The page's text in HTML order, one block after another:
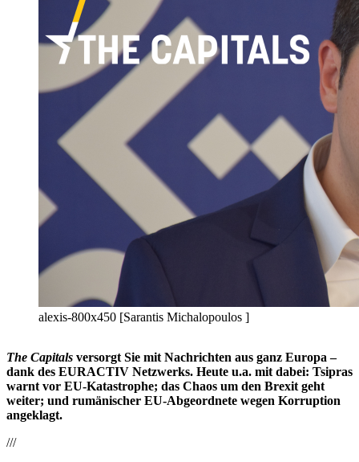
alexis-800x450 [Sarantis Michalopoulos ]
The Capitals versorgt Sie mit Nachrichten aus ganz Europa –
dank des EURACTIV Netzwerks. Heute u.a. mit dabei: Tsipras
warnt vor EU-Katastrophe; das Chaos um den Brexit geht
weiter; und rumänischer EU-Abgeordnete wegen Korruption
angeklagt.
///